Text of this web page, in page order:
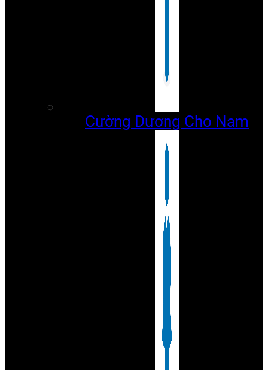
Cường Dương Cho Nam